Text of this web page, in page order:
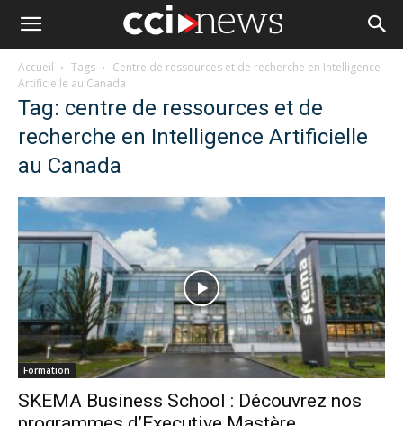
Accueil Tags
Centre de ressources et de recherche en Intelligence
Artificielle au Canada
Tag: centre de ressources et de
recherche en Intelligence Artificielle
au Canada
Formation
SKEMA Business School : Découvrez nos